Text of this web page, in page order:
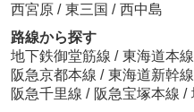
西宮原 / 東三国 / 西中島
路線から探す
地下鉄御堂筋線 / 東海道本線
阪急京都本線 / 東海道新幹線
阪急千里線 / 阪急宝塚本線 /